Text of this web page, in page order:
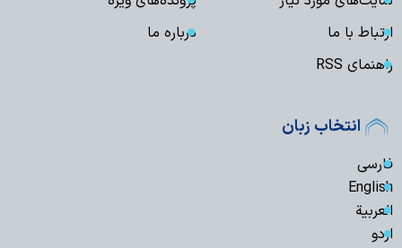
ارتباط با ما
درباره ما
راهنمای RSS
انتخاب زبان
فارسی
English
العربیة
اردو